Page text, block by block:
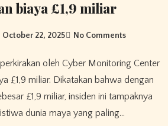
biaya £1,9 miliar
October 22, 2025 No Comments
£1,9 miliar. Dikatakan bahwa dengan
£1,9 miliar, insiden ini tampaknya
dunia maya yang paling…